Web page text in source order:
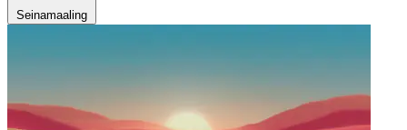
Seinamaaling